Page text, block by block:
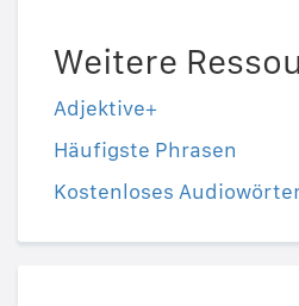
Weitere
Adjektive+
Häufigste Phrasen
Kostenloses